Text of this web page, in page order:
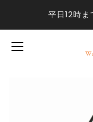
平日12時